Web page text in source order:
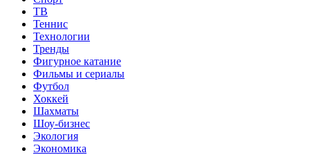
ТВ
Теннис
Технологии
Тренды
Фигурное катание
Фильмы и сериалы
Футбол
Хоккей
Шахматы
Шоу-бизнес
Экология
Экономика